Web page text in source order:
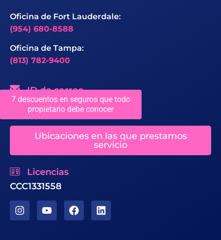
7 descuentos en seguros que todo
propietario debe conocer
Oficina de Fort Lauderdale:
(954) 680-8588
Oficina de Tampa:
(813) 782-9400
ID de correo
sales@chaseroofing.com
Ubicaciones en las que prestamos
servicio
Licencias
CCC1331558